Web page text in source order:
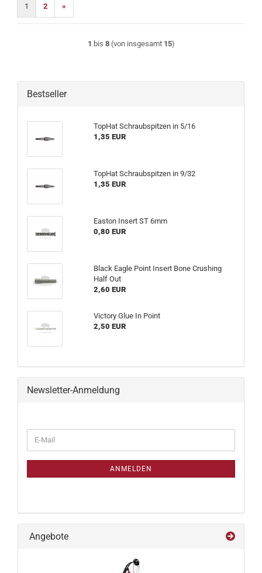
1 2 »
1 bis 8(von insgesamt 15)
Bestseller
TopHat Schraubspitzen in 5/16
1,35 EUR
TopHat Schraubspitzen in 9/32
1,35 EUR
Easton Insert ST 6mm
0,80 EUR
Black Eagle Point Insert Bone Crushing
Half Out
2,60 EUR
Victory Glue In Point
2,50 EUR
Newsletter-Anmeldung
ZUR
NEWSLETTER-
E-
Mail
ANMELDEN
Angebote